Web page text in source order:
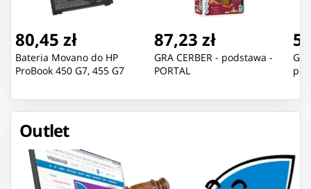
80,45 zł
Bateria Movano do HP
ProBook 450 G7, 455 G7
87,23 zł
GRA CERBER - podstawa -
PORTAL
Outlet